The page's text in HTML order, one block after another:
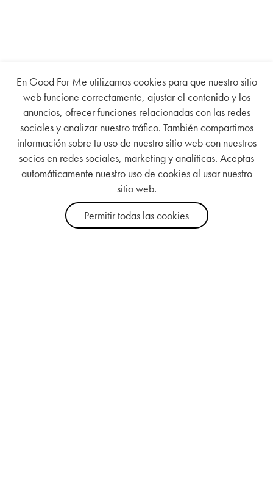
En Good For Me utilizamos cookies para que nuestro sitio
web funcione correctamente, ajustar el contenido y los
anuncios, ofrecer funciones relacionadas con las redes
sociales y analizar nuestro tráfico. También compartimos
información sobre tu uso de nuestro sitio web con nuestros
socios en redes sociales, marketing y analíticas. Aceptas
automáticamente nuestro uso de cookies al usar nuestro
sitio web.
Permitir todas las cookies